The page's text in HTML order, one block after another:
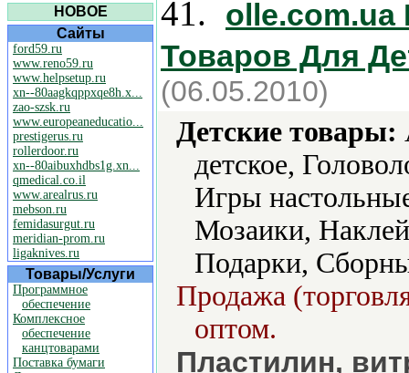
НОВОЕ
Сайты
ford59.ru
www.reno59.ru
www.helpsetup.ru
xn--80aagkqppxqe8h.x...
zao-szsk.ru
www.europeaneducatio...
prestigerus.ru
rollerdoor.ru
xn--80aibuxhdbs1g.xn...
qmedical.co.il
www.arealrus.ru
mebson.ru
femidasurgut.ru
meridian-prom.ru
ligaknives.ru
Товары/Услуги
Программное
обеспечение
Комплексное
обеспечение
канцтоварами
Поставка бумаги
41.
Товаров Для
(06.05.2010)
Детские товары:
детское,
Игры
Мозаики,
Подарки,
Продажа
оптом.
Пластилин,